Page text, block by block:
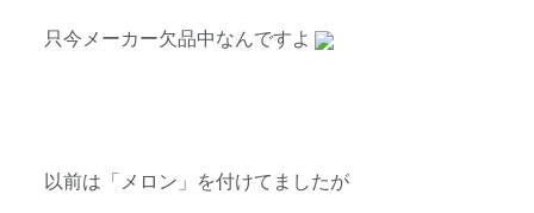
只今メーカー欠品中なんですよ
以前は「メロン」を付けてましたが